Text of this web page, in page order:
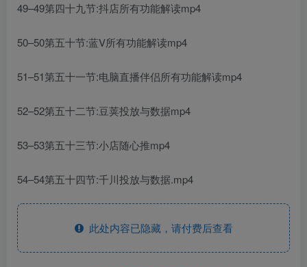
49–49第四十九节:抖店所有功能解读mp4
50–50第五十节:蓝V所有功能解读mp4
51–51第五十一节:电脑直播伴侣所有功能解读mp4
52–52第五十二节:豆荚投放与数据mp4
53–53第五十三节:小店随心推mp4
54–54第五十四节:千川投放与数据.mp4
此处内容已隐藏，请付费后查看